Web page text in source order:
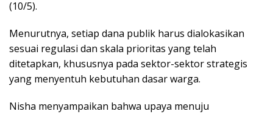
(10/5).
Menurutnya, setiap dana publik harus dialokasikan
sesuai regulasi dan skala prioritas yang telah
ditetapkan, khususnya pada sektor-sektor strategis
yang menyentuh kebutuhan dasar warga.
Nisha menyampaikan bahwa upaya menuju